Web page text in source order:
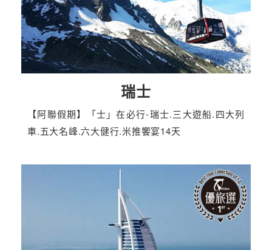
瑞士
【阿聯假期】「士」在必行-瑞士.三大遊船.四大列
車.五大名峰.六大健行.米推饗宴14天